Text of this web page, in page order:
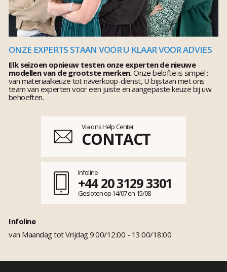
ONZE EXPERTS STAAN VOOR U KLAAR VOOR ADVIES
Elk seizoen opnieuw testen onze experten de nieuwe
modellen van de grootste merken.Onze belofte is simpel :
van materiaalkeuze tot naverkoop-dienst, U bijstaan met ons
team van experten voor een juiste en aangepaste keuze bij uw
behoeften.
Via ons Help Center
CONTACT
Infoline
+44 20 3129 3301
Gesloten op 14/07 en 15/08
Infoline
van Maandag tot Vrijdag 9:00/12:00 - 13:00/18:00